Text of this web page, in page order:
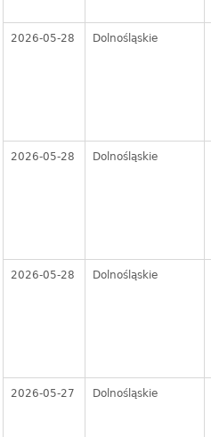
2026-05-28 Dolnośląskie
2026-05-28 Dolnośląskie
2026-05-28 Dolnośląskie
2026-05-27 Dolnośląskie